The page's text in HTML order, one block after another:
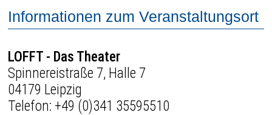
Informationen zum Veranstaltungsort
LOFFT - Das Theater
Spinnereistraße 7, Halle 7
04179 Leipzig
Telefon: +49 (0)341 35595510